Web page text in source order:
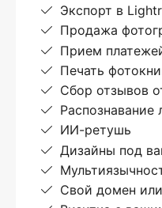
Экспорт в
Продажа
Прием
Печать
Сбор отзывов
Распознавание
ИИ-ретушь
Дизайны под
Свой домен